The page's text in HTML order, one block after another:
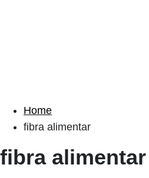
Home
fibra alimentar
fibra alimentar